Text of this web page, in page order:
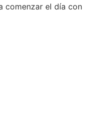
comenzar el día con